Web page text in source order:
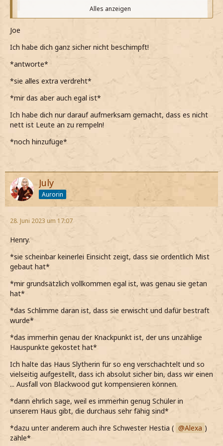
Ja du sollst aufpassen!
*sie total dramatisch irgendetwas sagt*
*nur gelangweilt seufzte*
Ich heiße Joe Brown, und rede mit dir so wie ich dass
für angemessen halte!
*nur empört sage*
Hailey
*bei seiner lahmen erwiderung nur den Kopf schüttle*
meinen lauten Worten ansieht*
*er dann seinen Namen sagt*
Aber so ist es ganz sicher nicht angemessen, oder?
Schliesslich hast du mich laut vor allen beschimpft!
*in einem netten Tonfall sage*
*die Geschichte dabei etwas verdrehe*
Alles anzeigen
Joe
Ich habe dich ganz sicher nicht beschimpft!
*antworte*
*sie alles extra verdreht*
*mir das aber auch egal ist*
Ich habe dich nur darauf aufmerksam gemacht, dass es nicht
nett ist Leute an zu rempeln!
*noch hinzufüge*
July
Aurorin
28. Juni 2023 um 17:07
Henry.
*sie scheinbar keinerlei Einsicht zeigt, dass sie ordentlich Mist
gebaut hat*
*mir grundsätzlich vollkommen egal ist, was genau sie getan
hat*
*das Schlimme daran ist, dass sie erwischt und dafür bestraft
wurde*
*das immerhin genau der Knackpunkt ist, der uns unzählige
Hauspunkte gekostet hat*
Ich halte das Haus Slytherin für so eng verschachtelt und so
vielseitig aufgestellt, dass ich absolut sicher bin, dass wir einen
... Ausfall von Blackwood gut kompensieren können.
*dann ehrlich sage, weil es immerhin genug Schüler in
unserem Haus gibt, die durchaus sehr fähig sind*
*dazu unter anderem auch ihre Schwester Hestia (
Alexa )
zähle*